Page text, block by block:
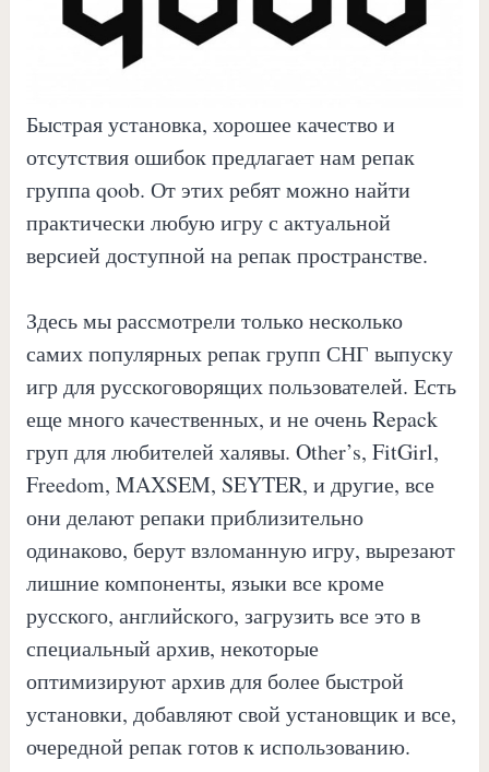
Быстрая установка, хорошее качество и
отсутствия ошибок предлагает нам репак
группа qoob. От этих ребят можно найти
практически любую игру с актуальной
версией доступной на репак пространстве.
Здесь мы рассмотрели только несколько
самих популярных репак групп СНГ выпуску
игр для русскоговорящих пользователей. Есть
еще много качественных, и не очень Repack
груп для любителей халявы. Other’s, FitGirl,
Freedom, MAXSEM, SEYTER, и другие, все
они делают репаки приблизительно
одинаково, берут взломанную игру, вырезают
лишние компоненты, языки все кроме
русского, английского, загрузить все это в
специальный архив, некоторые
оптимизируют архив для более быстрой
установки, добавляют свой установщик и все,
очередной репак готов к использованию.